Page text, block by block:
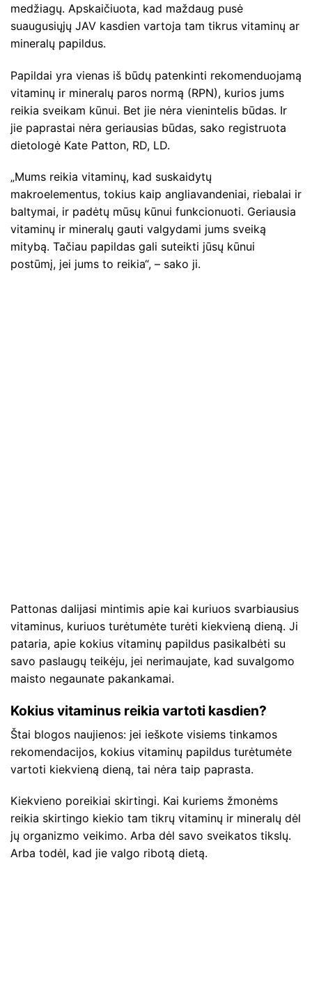
medžiagų. Apskaičiuota, kad maždaug pusė
suaugusiųjų JAV kasdien vartoja tam tikrus vitaminų ar
mineralų papildus.
Papildai yra vienas iš būdų patenkinti rekomenduojamą
vitaminų ir mineralų paros normą (RPN), kurios jums
reikia sveikam kūnui. Bet jie nėra vienintelis būdas. Ir
jie paprastai nėra geriausias būdas, sako registruota
dietologė Kate Patton, RD, LD.
„Mums reikia vitaminų, kad suskaidytų
makroelementus, tokius kaip angliavandeniai, riebalai ir
baltymai, ir padėtų mūsų kūnui funkcionuoti. Geriausia
vitaminų ir mineralų gauti valgydami jums sveiką
mitybą. Tačiau papildas gali suteikti jūsų kūnui
postūmį, jei jums to reikia“, – sako ji.
Pattonas dalijasi mintimis apie kai kuriuos svarbiausius
vitaminus, kuriuos turėtumėte turėti kiekvieną dieną. Ji
pataria, apie kokius vitaminų papildus pasikalbėti su
savo paslaugų teikėju, jei nerimaujate, kad suvalgomo
maisto negaunate pakankamai.
Kokius vitaminus reikia vartoti kasdien?
Štai blogos naujienos: jei ieškote visiems tinkamos
rekomendacijos, kokius vitaminų papildus turėtumėte
vartoti kiekvieną dieną, tai nėra taip paprasta.
Kiekvieno poreikiai skirtingi. Kai kuriems žmonėms
reikia skirtingo kiekio tam tikrų vitaminų ir mineralų dėl
jų organizmo veikimo. Arba dėl savo sveikatos tikslų.
Arba todėl, kad jie valgo ribotą dietą.